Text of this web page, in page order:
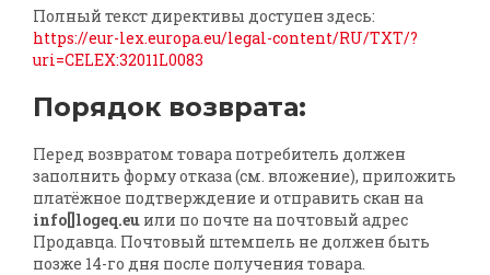
Полный текст директивы доступен здесь:
https://eur-lex.europa.eu/legal-content/RU/TXT/?
uri=CELEX:32011L0083
Порядок возврата:
Перед возвратом товара потребитель должен
заполнить форму отказа (см. вложение), приложить
платёжное подтверждение и отправить скан на
info[]logeq.eu или по почте на почтовый адрес
Продавца. Почтовый штемпель не должен быть
позже 14-го дня после получения товара.